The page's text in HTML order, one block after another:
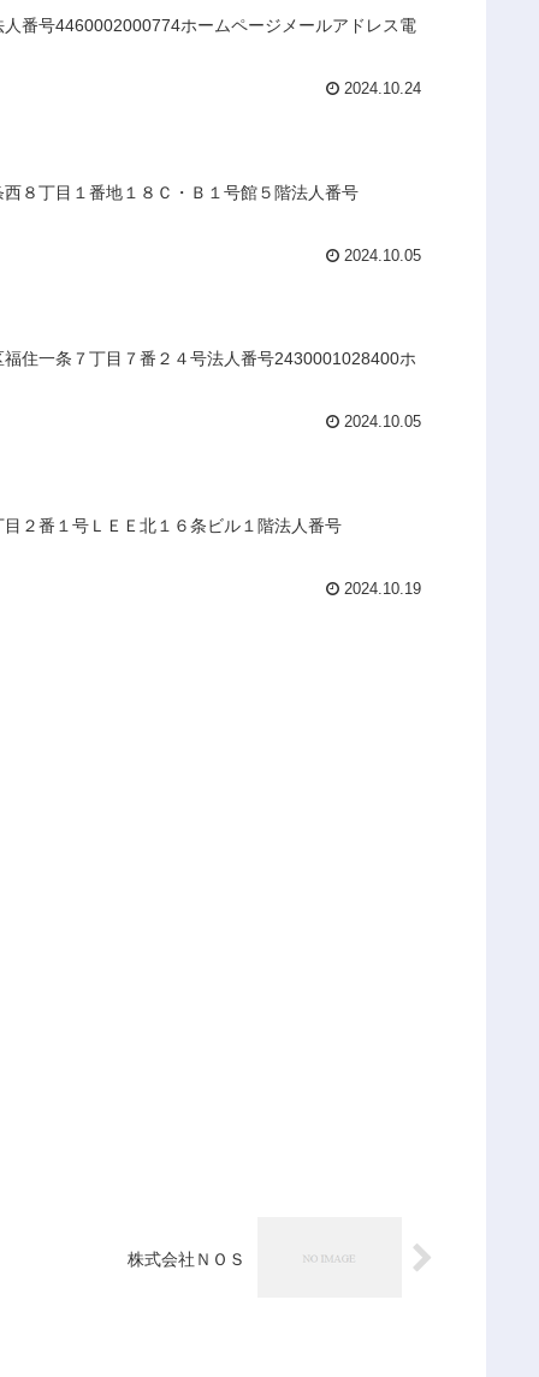
番号4460002000774ホームページメールアドレス電
2024.10.24
８丁目１番地１８Ｃ・Ｂ１号館５階法人番号
2024.10.05
住一条７丁目７番２４号法人番号2430001028400ホ
2024.10.05
２番１号ＬＥＥ北１６条ビル１階法人番号
2024.10.19
株式会社ＮＯＳ